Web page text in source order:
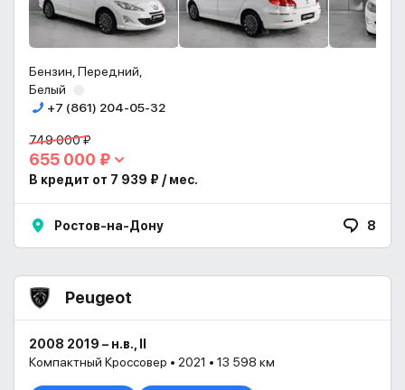
Бензин, Передний,
Белый
+7 (861) 204-05-32
749 000 ₽
655 000 ₽
В кредит от 7 939 ₽ / мес.
Ростов-на-Дону 8
Peugeot
2008 2019 – н.в., II
Компактный Кроссовер • 2021 • 13 598 км